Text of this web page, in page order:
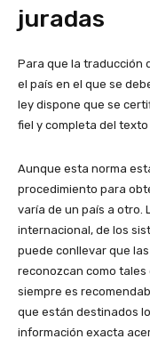
juradas
Para que la traducción
el país en el que se
ley dispone que se
fiel y completa del
Aunque esta norma
procedimiento para
varía de un país a otro.
internacional, de los
puede conllevar que
reconozcan como tales
siempre es
que están destinados
información exacta